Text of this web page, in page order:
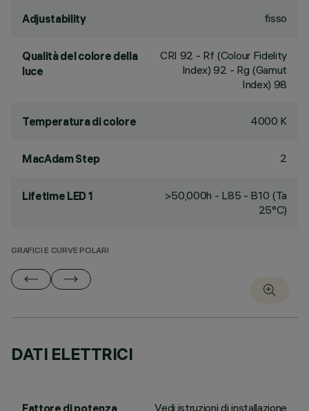
Adjustability fisso
Qualità del colore della
luce
CRI 92 - Rf (Colour Fidelity
Index) 92 - Rg (Gamut
Index) 98
Temperatura di colore 4000 K
MacAdam Step 2
Lifetime LED 1
>50,000h - L85 - B10 (Ta
25°C)
GRAFICI E CURVE POLARI
DATI ELETTRICI
Fattore di potenza Vedi istruzioni di installazione